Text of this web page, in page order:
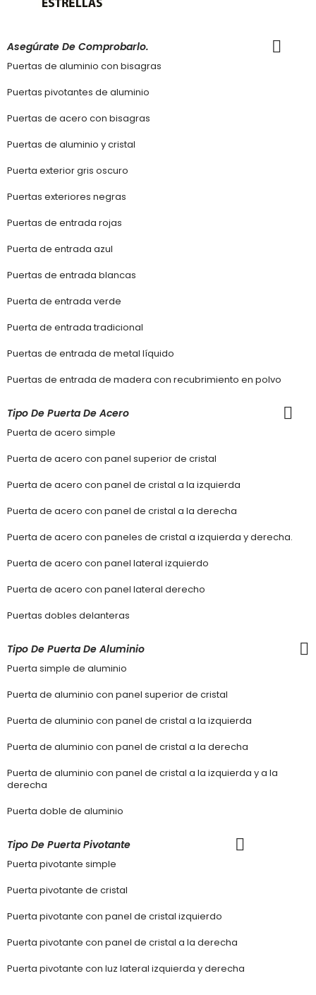
Asegúrate De Comprobarlo.
Puertas de aluminio con bisagras
Puertas pivotantes de aluminio
Puertas de acero con bisagras
Puertas de aluminio y cristal
Puerta exterior gris oscuro
Puertas exteriores negras
Puertas de entrada rojas
Puerta de entrada azul
Puertas de entrada blancas
Puerta de entrada verde
Puerta de entrada tradicional
Puertas de entrada de metal líquido
Puertas de entrada de madera con recubrimiento en polvo
Tipo De Puerta De Acero
Puerta de acero simple
Puerta de acero con panel superior de cristal
Puerta de acero con panel de cristal a la izquierda
Puerta de acero con panel de cristal a la derecha
Puerta de acero con paneles de cristal a izquierda y derecha.
Puerta de acero con panel lateral izquierdo
Puerta de acero con panel lateral derecho
Puertas dobles delanteras
Tipo De Puerta De Aluminio
Puerta simple de aluminio
Puerta de aluminio con panel superior de cristal
Puerta de aluminio con panel de cristal a la izquierda
Puerta de aluminio con panel de cristal a la derecha
Puerta de aluminio con panel de cristal a la izquierda y a la
derecha
Puerta doble de aluminio
Tipo De Puerta Pivotante
Puerta pivotante simple
Puerta pivotante de cristal
Puerta pivotante con panel de cristal izquierdo
Puerta pivotante con panel de cristal a la derecha
Puerta pivotante con luz lateral izquierda y derecha